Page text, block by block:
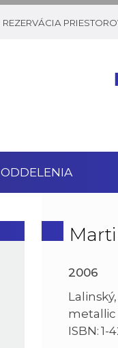
REZERVÁCIA
ODDELENIA
2006
Lalinský,
metallic
ISBN: 1-